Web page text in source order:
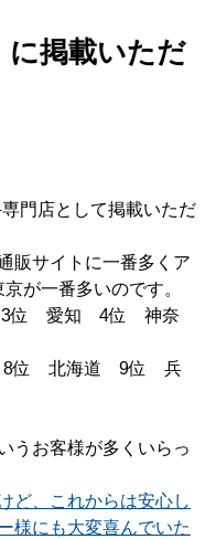
掲載いただ
門店として掲載いただ
販サイトに一番多くア
が一番多いのです。
位 愛知 4位 神奈
北海道 9位 兵
うお客様が多くいらっ
ど、これからは安心し
様にも大変喜んでいた